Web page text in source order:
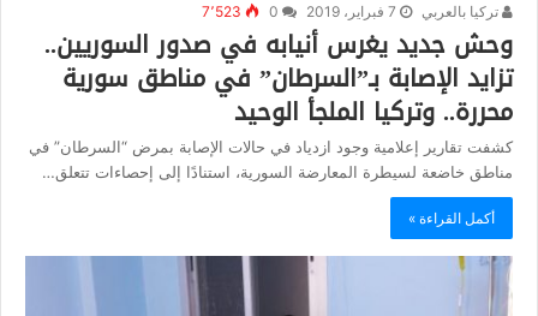
تركيا بالعربي 7 فبراير، 2019 7٬523
وحش جديد يغرس أنيابه في صدور السوريين..
تزايد الإصابة بـ”السرطان” في مناطق سورية
محررة.. وتركيا الملجأ الوحيد
كشفت تقارير إعلامية وجود ازدياد في حالات الإصابة بمرض “السرطان” في
مناطق خاضعة لسيطرة المعارضة السورية، استنادًا إلى إحصاءات تتعلق…
أكمل القراءة »